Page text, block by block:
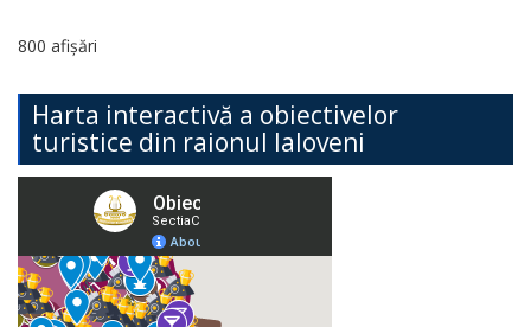
800 afișări
Harta interactivă a obiectivelor
turistice din raionul Ialoveni